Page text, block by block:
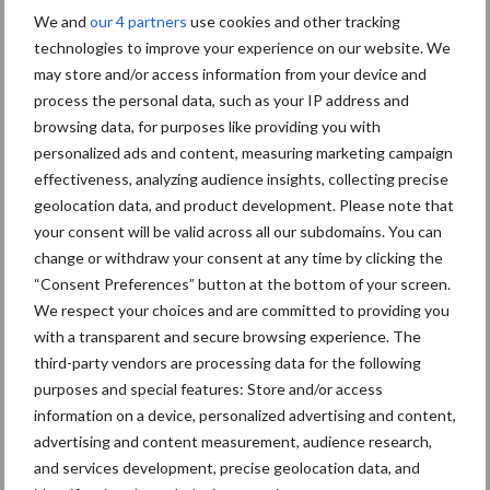
We and our 4 partners use cookies and other tracking
technologies to improve your experience on our website. We
may store and/or access information from your device and
process the personal data, such as your IP address and
browsing data, for purposes like providing you with
personalized ads and content, measuring marketing campaign
effectiveness, analyzing audience insights, collecting precise
geolocation data, and product development. Please note that
your consent will be valid across all our subdomains. You can
change or withdraw your consent at any time by clicking the
“Consent Preferences” button at the bottom of your screen.
We respect your choices and are committed to providing you
with a transparent and secure browsing experience. The
third-party vendors are processing data for the following
purposes and special features: Store and/or access
information on a device, personalized advertising and content,
advertising and content measurement, audience research,
and services development, precise geolocation data, and
Van onze partner KWS
6 nieuwe KWS-rassen op de
Aanbevelende Rassenlijst
maïs 2018
proefveldresultaten
bevestigen: nieuwe
maïsrassen zijn vroeger en
beter
Themapagina's